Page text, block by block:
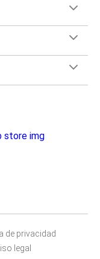
de privacidad
legal